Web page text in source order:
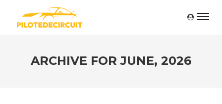
ARCHIVE FORJUNE, 2026